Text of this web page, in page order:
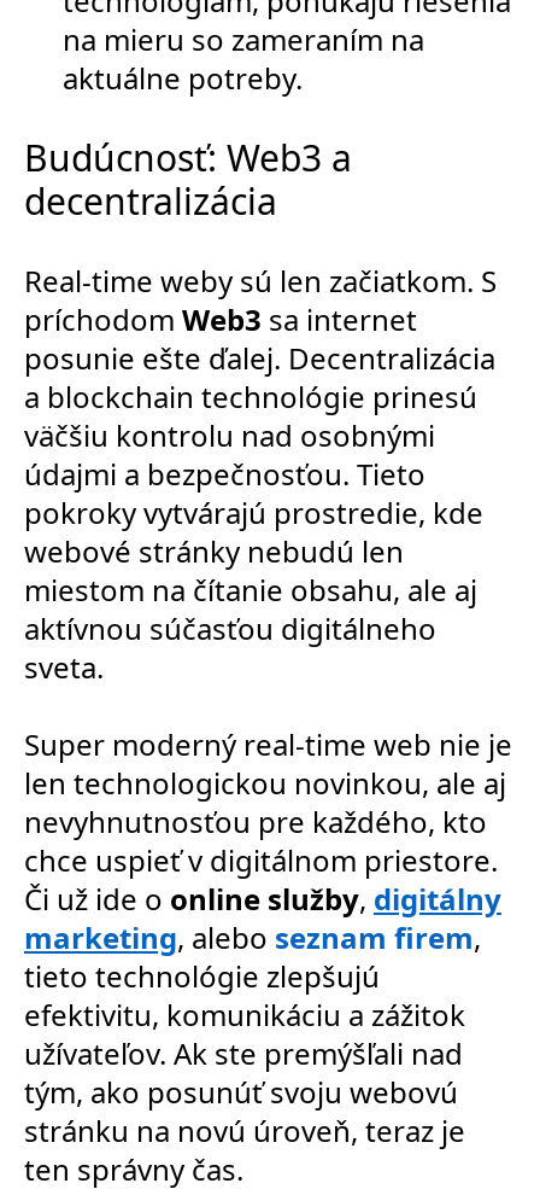
na mieru so zameraním na
aktuálne potreby.
Budúcnosť: Web3 a
decentralizácia
Real-time weby sú len začiatkom. S
príchodom Web3 sa internet
posunie ešte ďalej. Decentralizácia
a blockchain technológie prinesú
väčšiu kontrolu nad osobnými
údajmi a bezpečnosťou. Tieto
pokroky vytvárajú prostredie, kde
webové stránky nebudú len
miestom na čítanie obsahu, ale aj
aktívnou súčasťou digitálneho
sveta.
Super moderný real-time web nie je
len technologickou novinkou, ale aj
nevyhnutnosťou pre každého, kto
chce uspieť v digitálnom priestore.
Či už ide o online služby, digitálny
marketing, alebo seznam firem,
tieto technológie zlepšujú
efektivitu, komunikáciu a zážitok
užívateľov. Ak ste premýšľali nad
tým, ako posunúť svoju webovú
stránku na novú úroveň, teraz je
ten správny čas.